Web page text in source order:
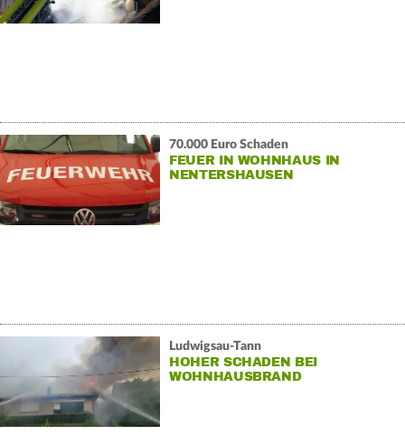
70.000 Euro Schaden
FEUER IN WOHNHAUS IN
NENTERSHAUSEN
Ludwigsau-Tann
HOHER SCHADEN BEI
WOHNHAUSBRAND